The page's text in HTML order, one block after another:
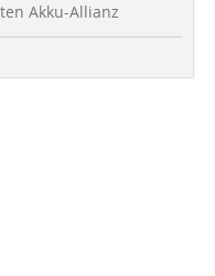
Akku-Allianz